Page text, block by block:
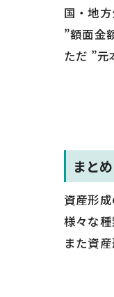
国・地
”額面金
ただ ”元
まとめ
資産形
様々な
また資